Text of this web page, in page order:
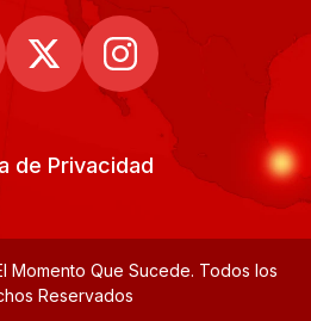
de Privacidad
Momento Que Sucede. Todos los
Reservados